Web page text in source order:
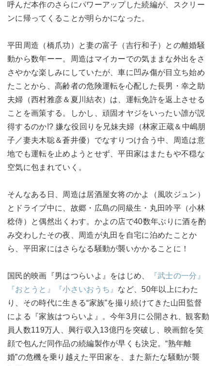
呼んだ本作のさらにパワーアップした続編が、スクリー
ンに帰ってくることが明らかになった。
平田周造（橋爪功）と妻の富子（吉行和子）との離婚騒
動から数年ーー。周造はマイカーでの気ままな外出をさ
さやかな楽しみにしていたが、車に凹み傷が目立ち始め
たことから、高齢者の危険運転を心配した長男・幸之助
夫婦（西村雅彦＆夏川結衣）は、運転免許を返上させる
ことを画策する。しかし、頑固オヤジをいったい誰が説
得するのか!? 嫌な役回りを兄妹夫婦（林家正蔵＆中嶋朋
子／妻夫木聡＆蒼井優）でなすりつけ合う中、周造は意
地でも運転を止めようとせず、平田家はまたもや不穏な
空気に包まれていく。
そんなある日、周造は居酒屋女将のかよ（風吹ジュン）
とドライブ中に、故郷・広島の同級生・丸田吟平（小林
稔侍）と偶然出くわす。かよの店で40数年ぶりに酒を酌
み交わしたその夜、周造が丸田を自宅に泊めたことか
ら、平田家にはさらなる騒動が襲いかかることに！
国民的映画『男はつらいよ』をはじめ、
『武士の一分』
『おとうと』
『小さいおうち』 など、50年以上にわた
り、その時代に生きる“家族”を撮り続けてきた山田監督
による『家族はつらいよ』。今年3月に公開され、観客動
員人数119万人、興行収入13億円を突破し、映画館を笑
顔で包んだ同作品の続編製作が早くも決定。“熟年離
婚”の危機を乗り越えた平田家を、また新たな騒動が襲